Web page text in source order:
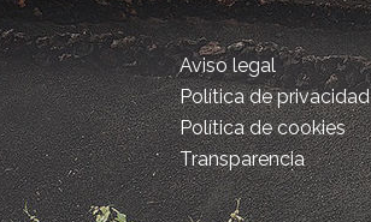
Aviso legal
Política de privacidad
Política de cookies
Transparencia